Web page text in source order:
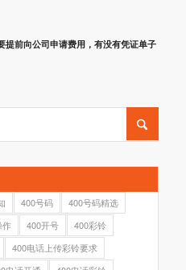
提前向公司申请费用，有没有凭证单子
400号码
400号码精选
作 400开号
400彩铃
400电话上传彩铃要求